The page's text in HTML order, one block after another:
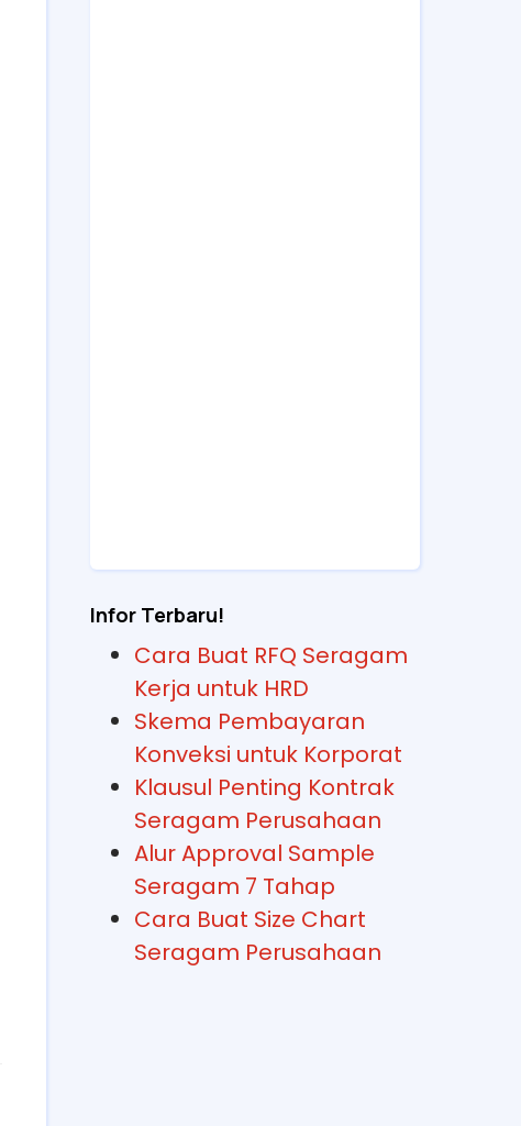
Infor Terbaru!
Cara Buat RFQ Seragam
Kerja untuk HRD
Skema Pembayaran
Konveksi untuk Korporat
Klausul Penting Kontrak
Seragam Perusahaan
Alur Approval Sample
Seragam 7 Tahap
Cara Buat Size Chart
Seragam Perusahaan